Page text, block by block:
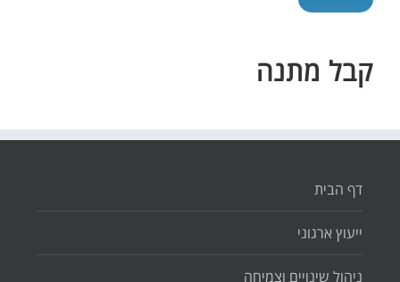
קבל מתנה
דף הבית
ייעוץ ארגוני
ניהול שינויים וצמיחה